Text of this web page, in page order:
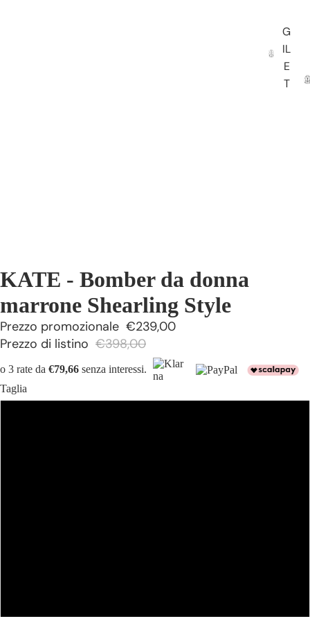
G
IL
E
T
KATE - Bomber da donna
marrone Shearling Style
Prezzo promozionale €239,00
Prezzo di listino €398,00
o 3 rate da €79,66 senza interessi.
Taglia